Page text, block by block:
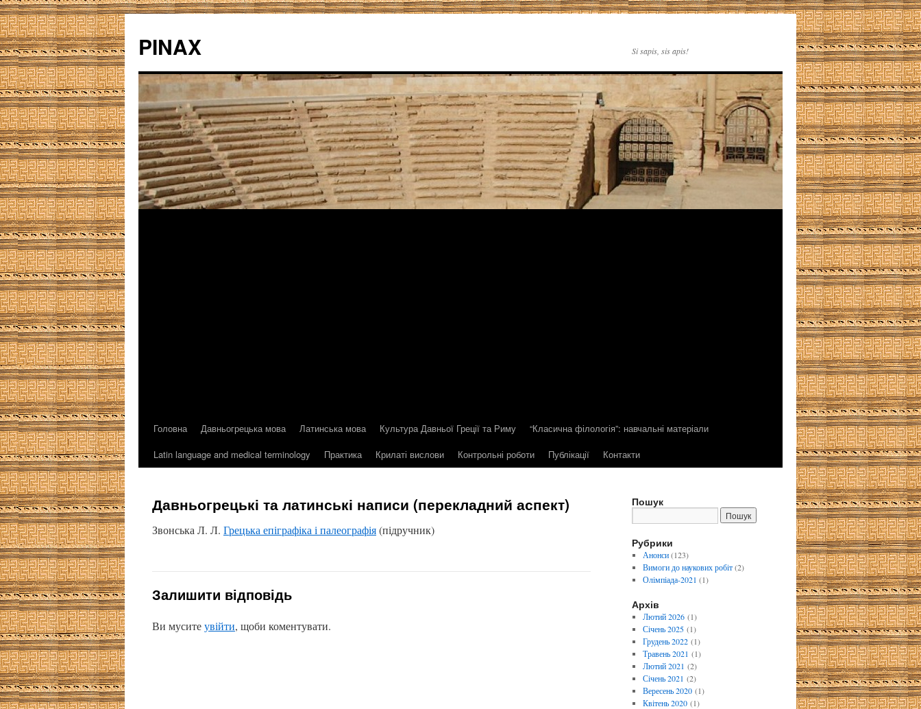
PINAX Si sapis, sis apis!
Головна Давньогрецька мова Латинська мова Культура Давньої Греції та Риму
“Класична філологія”: навчальні матеріали
Latin language and medical terminology
Практика Крилаті вислови Контрольні роботи Публікації Контакти
Давньогрецькі та латинські написи (перекладний аспект)
Звонська Л. Л. Грецька епіграфіка і палеографія(підручник)
Залишити відповідь
Ви муситеувійти, щоби коментувати.
Пошук
Рубрики
Анонси(123)
Вимоги до наукових робіт(2)
Олімпіада-2021 (1)
Архів
Лютий 2026(1)
Січень 2025(1)
Грудень 2022(1)
Травень 2021 (1)
Лютий 2021 (2)
Січень 2021 (2)
Вересень 2020(1)
Квітень 2020(1)